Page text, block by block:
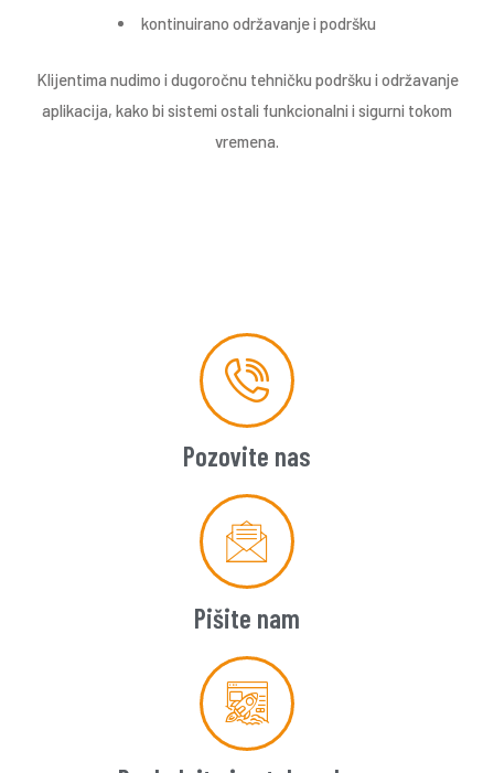
kontinuirano održavanje i podršku
Klijentima nudimo i dugoročnu tehničku podršku i održavanje
aplikacija, kako bi sistemi ostali funkcionalni i sigurni tokom
vremena.
Pozovite nas
Pišite nam